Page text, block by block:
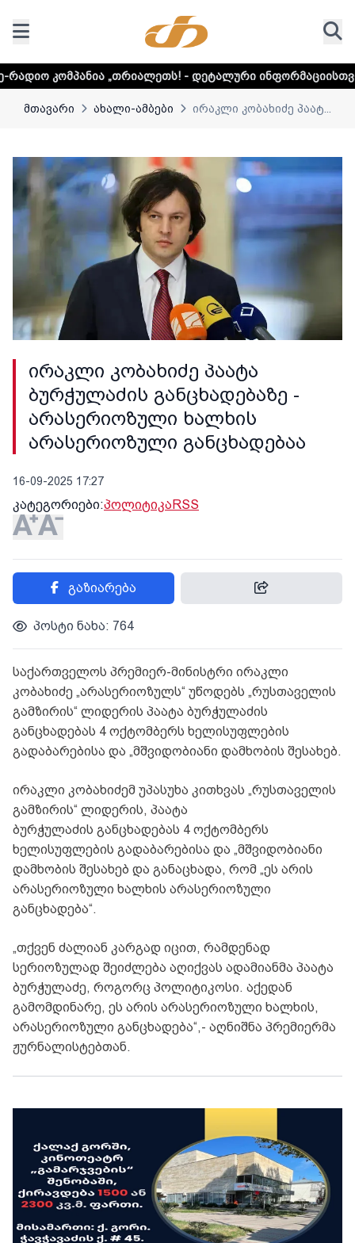
„თრიალეთს! - დეტალური ინფორმაციისთვის
მთავარი ახალი-ამბები ირაკლი კობახიძე პაატ...
ირაკლი კობახიძე პაატა
ბურჭულაძის განცხადებაზე -
არასერიოზული ხალხის
არასერიოზული განცხადებაა
16-09-2025 17:27
კატეგორიები:პოლიტიკაRSS
გაზიარება
პოსტი ნახა: 764
საქართველოს პრემიერ-მინისტრი ირაკლი
კობახიძე „არასერიოზულს“ უწოდებს „რუსთაველის
გამზირის“ ლიდერის პაატა ბურჭულაძის
განცხადებას 4 ოქტომბერს ხელისუფლების
გადაბარებისა და „მშვიდობიანი დამხობის შესახებ.
ირაკლი კობახიძემ უპასუხა კითხვას „რუსთაველის
გამზირის“ ლიდერის, პაატა
ბურჭულაძის განცხადებას 4 ოქტომბერს
ხელისუფლების გადაბარებისა და „მშვიდობიანი
დამხობის შესახებ და განაცხადა, რომ „ეს არის
არასერიოზული ხალხის არასერიოზული
განცხადება“.
„თქვენ ძალიან კარგად იცით, რამდენად
სერიოზულად შეიძლება აღიქვას ადამიანმა პაატა
ბურჭულაძე, როგორც პოლიტიკოსი. აქედან
გამომდინარე, ეს არის არასერიოზული ხალხის,
არასერიოზული განცხადება“,- აღნიშნა პრემიერმა
ჟურნალისტებთან.